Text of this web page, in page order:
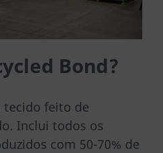
Bond?
feito de
Inclui todos os
com 50-70% de